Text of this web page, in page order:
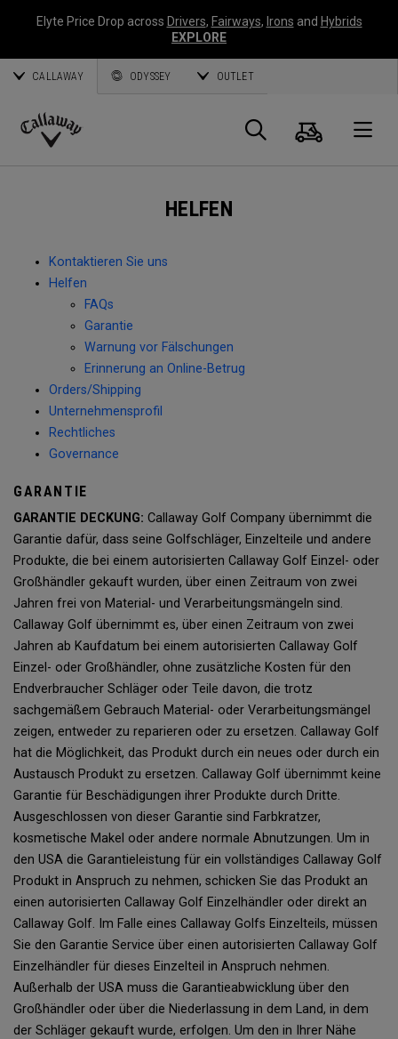
Elyte Price Drop across Drivers, Fairways, Irons and Hybrids
EXPLORE
CALLAWAY ODYSSEY OUTLET
Callaway
Suche
HELFEN
Kontaktieren Sie uns
Helfen
FAQs
Garantie
Warnung vor Fälschungen
Erinnerung an Online-Betrug
Orders/Shipping
Unternehmensprofil
Rechtliches
Governance
GARANTIE
GARANTIE DECKUNG: Callaway Golf Company übernimmt die
Garantie dafür, dass seine Golfschläger, Einzelteile und andere
Produkte, die bei einem autorisierten Callaway Golf Einzel- oder
Großhändler gekauft wurden, über einen Zeitraum von zwei
Jahren frei von Material- und Verarbeitungsmängeln sind.
Callaway Golf übernimmt es, über einen Zeitraum von zwei
Jahren ab Kaufdatum bei einem autorisierten Callaway Golf
Einzel- oder Großhändler, ohne zusätzliche Kosten für den
Endverbraucher Schläger oder Teile davon, die trotz
sachgemäßem Gebrauch Material- oder Verarbeitungsmängel
zeigen, entweder zu reparieren oder zu ersetzen. Callaway Golf
hat die Möglichkeit, das Produkt durch ein neues oder durch ein
Austausch Produkt zu ersetzen. Callaway Golf übernimmt keine
Garantie für Beschädigungen ihrer Produkte durch Dritte.
Ausgeschlossen von dieser Garantie sind Farbkratzer,
kosmetische Makel oder andere normale Abnutzungen. Um in
den USA die Garantieleistung für ein vollständiges Callaway Golf
Produkt in Anspruch zu nehmen, schicken Sie das Produkt an
einen autorisierten Callaway Golf Einzelhändler oder direkt an
Callaway Golf. Im Falle eines Callaway Golfs Einzelteils, müssen
Sie den Garantie Service über einen autorisierten Callaway Golf
Einzelhändler für dieses Einzelteil in Anspruch nehmen.
Außerhalb der USA muss die Garantieabwicklung über den
Großhändler oder über die Niederlassung in dem Land, in dem
der Schläger gekauft wurde, erfolgen. Um den in Ihrer Nähe